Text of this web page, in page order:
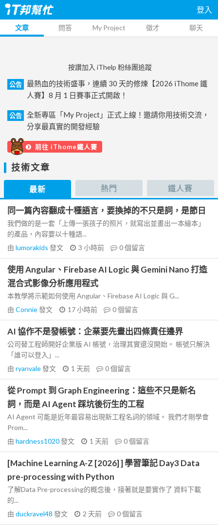
登入
文章 問答 My Project 徵才 聊天
按讚加入 iThelp 粉絲團追蹤
公告
最熱血的技術盛事，連續 30 天的修煉【2026 iThome 鐵
人賽】8 月 1 日賽事正式開啟！
公告
全新專區「My Project」正式上線！邀請你用技術交流，
分享最真實的開發經驗
前往 iThome鐵人賽
技術文章
最新 熱門 鐵人賽
同一篇內容翻成十種語言，要換掉的不只是詞，是節日
我們做的是一套「上傳一張孩子的照片，就寫出並畫出一本繪本」
的產品，內容要以十種語...
由 lumorakids 發文 3 小時前 0個留言
使用 Angular、Firebase AI Logic 與 Gemini Nano 打造
混合式影像分析應用程式
本教學將示範如何使用 Angular、Firebase AI Logic 與 G...
由 Connie發文 17 小時前 0個留言
AI 協作不是發帳號：企業要先畫出四條責任邊界
公司替工程師開好企業版 AI 帳號，治理其實還沒開始。 帳號只解決
「誰可以登入」...
由 ryanvale發文 1 天前 0個留言
從 Prompt 到 Graph Engineering：這些不只是新名
詞，而是 AI Agent 踩坑後衍生的工程
AI Agent 可能是近年最容易出現新工程名詞的領域。 我們才剛學會
Prom...
由 hardness1020發文 1 天前 0個留言
[Machine Learning A-Z [2026] ] 學習筆記 Day3 Data
pre-processing with Python
了解Data Pre-processing的概念後，接著就是要實作了 資料下載
的...
由 duckravel48 發文 2 天前 0個留言